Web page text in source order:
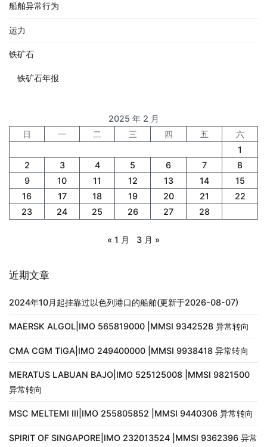
船舶异常行为
运力
铁矿石
铁矿石年报
2025 年 2 月
日
一 二 三 四 五
六
1
2
3 4 5 6 7
8
9
10 11 12 13 14
15
16
17 18 19 20 21
22
23
24 25 26 27 28
« 1 月 3 月 »
近期文章
2024年10月起挂靠过以色列港口的船舶(更新于2026-08-07)
MAERSK ALGOL|IMO 565819000 |MMSI 9342528 异常转向
CMA CGM TIGA|IMO 249400000 |MMSI 9938418 异常转向
MERATUS LABUAN BAJO|IMO 525125008 |MMSI 9821500
异常转向
MSC MELTEMI III|IMO 255805852 |MMSI 9440306 异常转向
SPIRIT OF SINGAPORE|IMO 232013524 |MMSI 9362396 异常